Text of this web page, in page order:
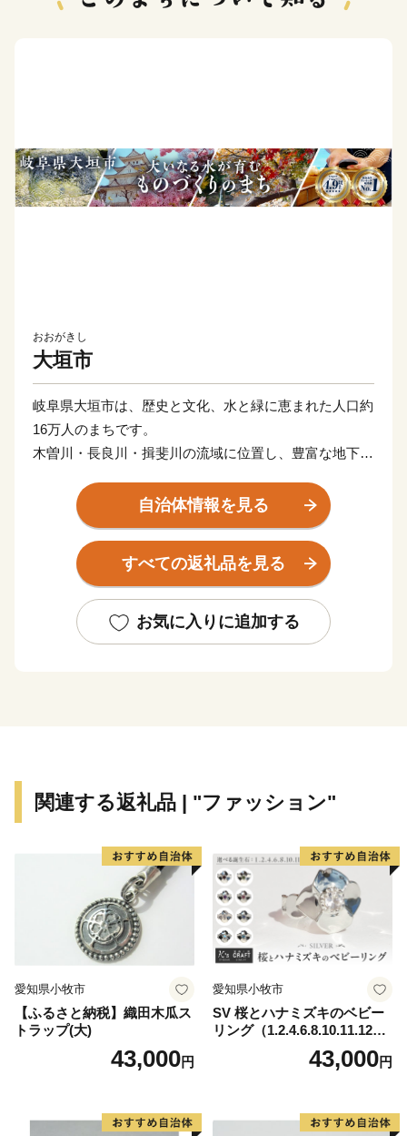
おおがきし
大垣市
岐阜県大垣市は、歴史と文化、水と緑に恵まれた人口約
16万人のまちです。
木曽川・長良川・揖斐川の流域に位置し、豊富な地下水
くりが高く評価されています。
大垣城を中心に城下町として発展した歴史を持ち、全国
有数の木枡の生産地として知られるものづくりのまちで
もあります。
おり、風土と文化が息づく大垣市ならではの魅力が広が
っています。
自治体情報を見る
すべての返礼品を見る
お気に入りに追加する
関連する返礼品 | "ファッション"
愛知県小牧市
【ふるさと納税】織田木瓜ス
トラップ(大)
43,000円
愛知県小牧市
SV 桜とハナミズキのベビー
リング（1.2.4.6.8.10.11.12
43,000円